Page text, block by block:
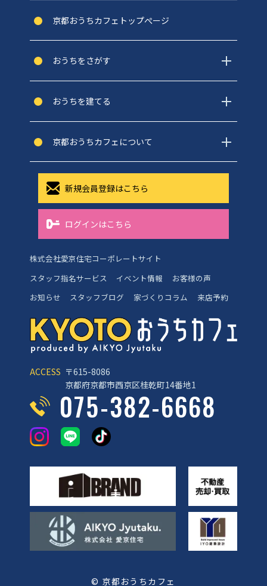
ACCESS 〒615-8086
京都府京都市西京区桂乾町14番地1
075-382-6668
© 京都おうちカフェ
京都おうちカフェトップぺージ
おうちをさがす
おうちを建てる
京都おうちカフェについて
新規会員登録はこちら
ログインはこちら
株式会社愛京住宅コーポレートサイト
スタッフ指名サービス
イベント情報
お客様の声
お知らせ
スタッフブログ 家づくりコラム 来店予約